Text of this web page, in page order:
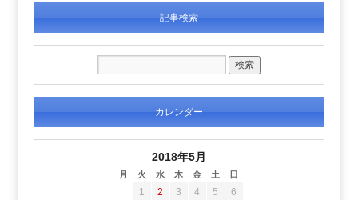
記事検索
カレンダー
2018年5月
月 火 水 木 金 土 日
1 2 3 4 5
6